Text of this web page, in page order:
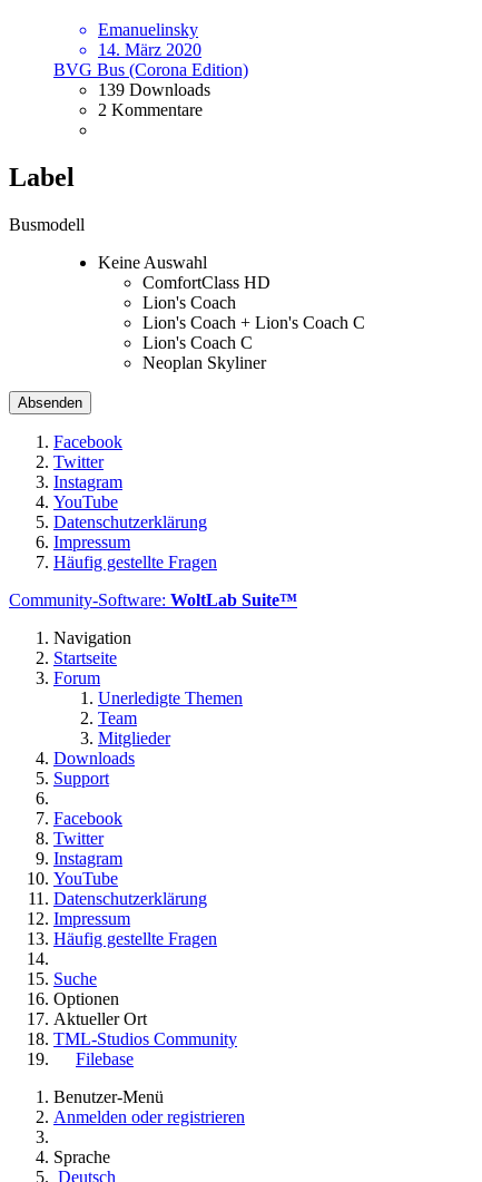
Emanuelinsky
14. März 2020
BVG Bus (Corona Edition)
139 Downloads
2 Kommentare
Label
Busmodell
Keine Auswahl
ComfortClass HD
Lion's Coach
Lion's Coach + Lion's Coach C
Lion's Coach C
Neoplan Skyliner
Facebook
Twitter
Instagram
YouTube
Datenschutzerklärung
Impressum
Häufig gestellte Fragen
Community-Software: WoltLab Suite™
Navigation
Startseite
Forum
Unerledigte Themen
Team
Mitglieder
Downloads
Support
Facebook
Twitter
Instagram
YouTube
Datenschutzerklärung
Impressum
Häufig gestellte Fragen
Suche
Optionen
Aktueller Ort
TML-Studios Community
Filebase
Benutzer-Menü
Anmelden oder registrieren
Sprache
Deutsch